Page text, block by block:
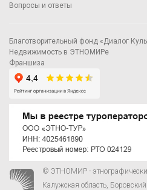
Вопросы и ответы
Благотворительный фонд «Диалог
Недвижимость в ЭТНОМИРе
Франшиза
© ЭТНОМИР -
Калужская область,